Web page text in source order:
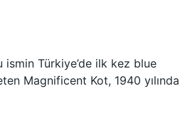
ismin Türkiye’de ilk kez blue
Magnificent Kot, 1940 yılında